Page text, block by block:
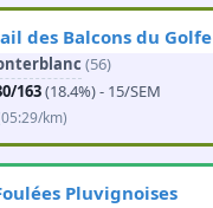
des Balcons du Golfe
(56)
163(18.4%) - 15/SEM
km)
Pluvignoises